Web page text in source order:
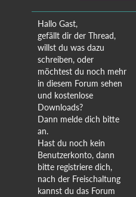
Hallo Gast,
gefällt dir der Thread,
willst du was dazu
schreiben, oder
möchtest du noch mehr
in diesem Forum sehen
und kostenlose
Downloads?
Dann melde dich bitte
an.
Hast du noch kein
Benutzerkonto, dann
bitte registriere dich,
nach der Freischaltung
kannst du das Forum